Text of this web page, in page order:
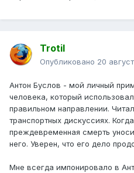
Trotil
Опубликовано 20
Антон Буслов - мой личный
человека, который
правильном направлении.
транспортных дискуссиях.
преждевременная смерть
него. Уверен, что его дело
Мне всегда импонировало в